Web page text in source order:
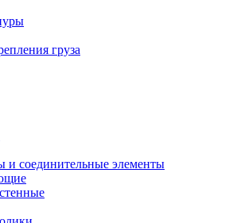
груза
и соединительные элементы